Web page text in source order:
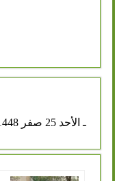
امروز :
ـ الأحد 25 صفر 1448